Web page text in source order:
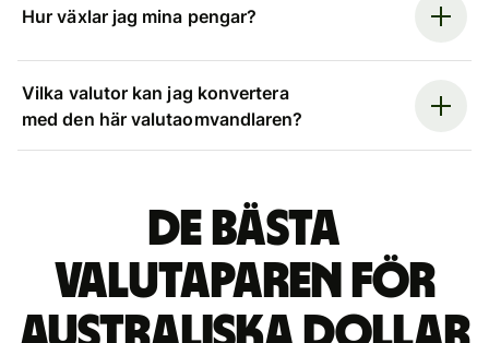
Hur växlar jag mina pengar?
Vilka valutor kan jag konvertera
med den här valutaomvandlaren?
De bästa
valutaparen för